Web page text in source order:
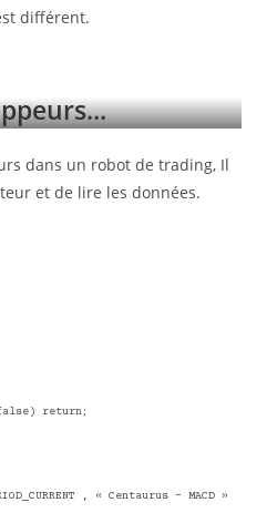
différent.
dans un robot de trading, Il
et de lire les données.
return;
, « Centaurus – MACD »